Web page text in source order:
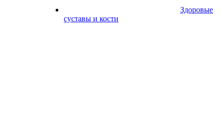
Здоровые
суставы и кости